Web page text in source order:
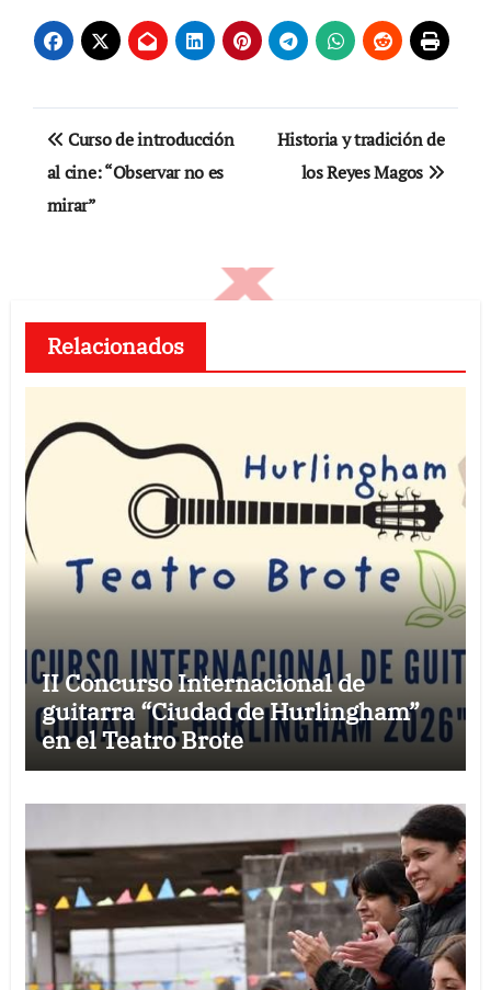
Navegación
de
entradas
Curso de introducción
al cine: “Observar no es
mirar”
Historia y tradición de
los Reyes Magos
Relacionados
II Concurso Internacional de
guitarra “Ciudad de Hurlingham”
en el Teatro Brote